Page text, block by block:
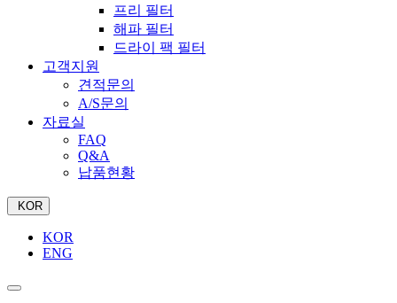
프리 필터
해파 필터
드라이 팩 필터
고객지원
견적문의
A/S문의
자료실
FAQ
Q&A
납품현황
KOR
KOR
ENG